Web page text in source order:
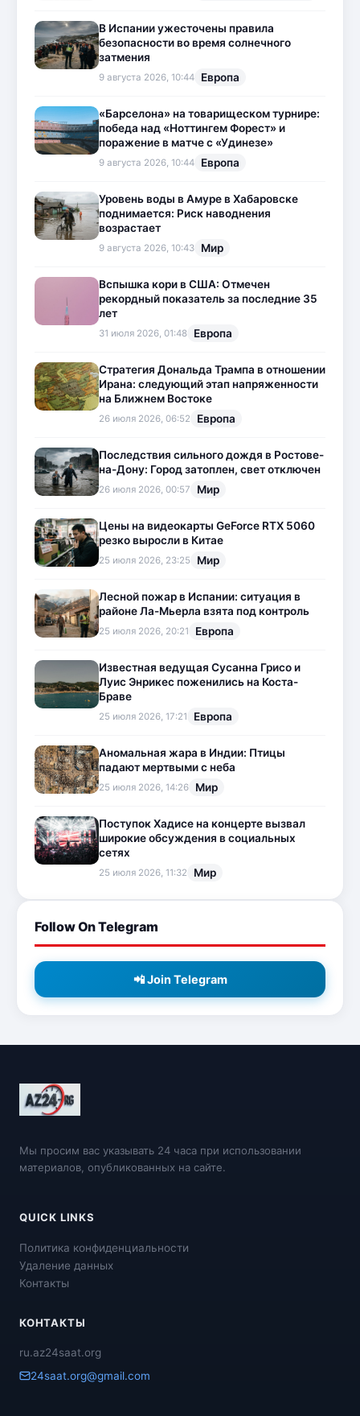
В Испании ужесточены правила
безопасности во время солнечного
затмения
9 августа 2026, 10:44 Европа
«Барселона» на товарищеском турнире:
победа над «Ноттингем Форест» и
поражение в матче с «Удинезе»
9 августа 2026, 10:44 Европа
Уровень воды в Амуре в Хабаровске
поднимается: Риск наводнения
возрастает
9 августа 2026, 10:43 Мир
Вспышка кори в США: Отмечен
рекордный показатель за последние 35
лет
31 июля 2026, 01:48 Европа
Стратегия Дональда Трампа в отношении
Ирана: следующий этап напряженности
на Ближнем Востоке
26 июля 2026, 06:52 Европа
Последствия сильного дождя в Ростове-
на-Дону: Город затоплен, свет отключен
26 июля 2026, 00:57 Мир
Цены на видеокарты GeForce RTX 5060
резко выросли в Китае
25 июля 2026, 23:25 Мир
Лесной пожар в Испании: ситуация в
районе Ла-Мьерла взята под контроль
25 июля 2026, 20:21 Европа
Известная ведущая Сусанна Грисо и
Луис Энрикес поженились на Коста-
Браве
25 июля 2026, 17:21 Европа
Аномальная жара в Индии: Птицы
падают мертвыми с неба
25 июля 2026, 14:26 Мир
Поступок Хадисе на концерте вызвал
широкие обсуждения в социальных
сетях
25 июля 2026, 11:32 Мир
Follow On Telegram
📲 Join Telegram
Мы просим вас указывать 24 часа при использовании
материалов, опубликованных на сайте.
QUICK LINKS
Политика конфиденциальности
Удаление данных
Контакты
КОНТАКТЫ
ru.az24saat.org
24saat.org@gmail.com